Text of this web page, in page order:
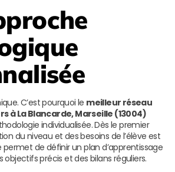
C’est pourquoi le meilleur réseau
à La Blancarde, Marseille (13004)
individualisée. Dès le premier
du niveau et des besoins de l’élève est
de définir un plan d’apprentissage
objectifs précis et des bilans réguliers.